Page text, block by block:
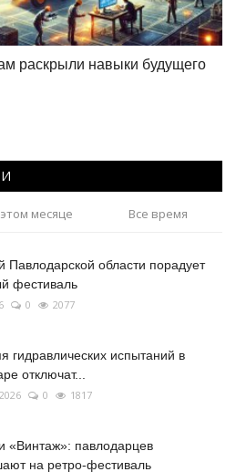
раскрыли навыки будущего
месяце Все время
Павлодарской области порадует
фестиваль
0 2077
гидравлических испытаний в
отключат...
0 1817
«Винтаж»: павлодарцев
на ретро-фестиваль